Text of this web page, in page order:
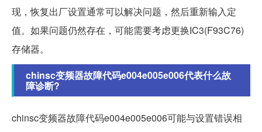
现，恢复出厂设置通常可以解决问题，然后重新输入定
值。如果问题仍然存在，可能需要考虑更换IC3(F93C76)
存储器。
chinsc变频器故障代码e004e005e006代表什么故
障诊断?
chinsc变频器故障代码e004e005e006可能与设置错误相